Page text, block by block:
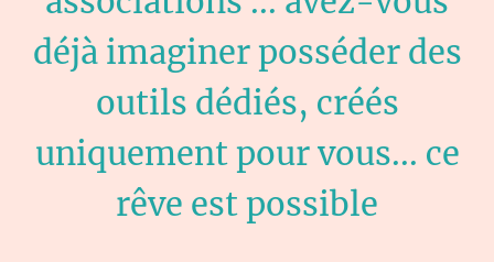
déjà imaginer posséder des
outils dédiés, créés
uniquement pour vous... ce
rêve est possible